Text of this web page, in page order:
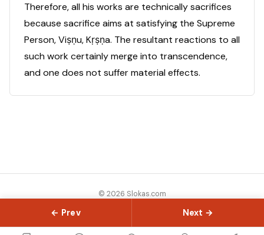
Therefore, all his works are technically sacrifices
because sacrifice aims at satisfying the Supreme
Person, Viṣṇu, Kṛṣṇa. The resultant reactions to all
such work certainly merge into transcendence,
and one does not suffer material effects.
← Prev Next →
© 2026 Slokas.com